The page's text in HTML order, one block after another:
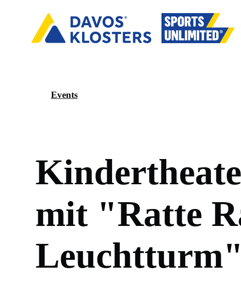
Events
Kindertheate
mit "Ratte R
Leuchtturm"